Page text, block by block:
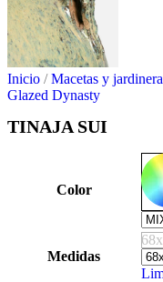
Inicio / Macetas y
Glazed Dynasty
TINAJA SUI
Color
Medidas